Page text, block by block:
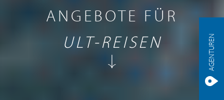
AGENTUREN
ANGEBOTE FÜR
ULT-REISEN